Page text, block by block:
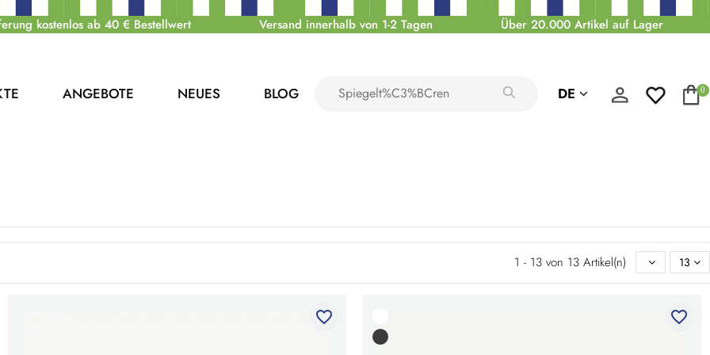
kostenlos ab 40 € Bestellwert Versand innerhalb von 1-2 Tagen Über 20.000 Artikel auf Lager
ANGEBOTE NEUES BLOG DE 0
1 - 13 von 13 Artikel(n) 13
favorite_border favorite_border